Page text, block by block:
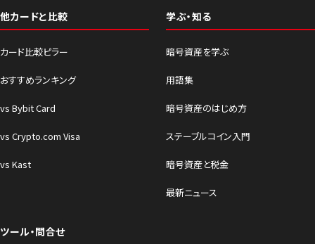
他カードと比較
カード比較ピラー
おすすめランキング
vs Bybit Card
vs Crypto.com Visa
vs Kast
学ぶ・知る
暗号資産を学ぶ
用語集
暗号資産のはじめ方
ステーブルコイン入門
暗号資産と税金
最新ニュース
ツール・問合せ